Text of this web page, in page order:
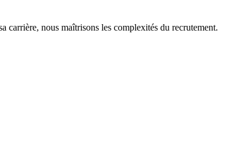
carrière, nous maîtrisons les complexités du recrutement.